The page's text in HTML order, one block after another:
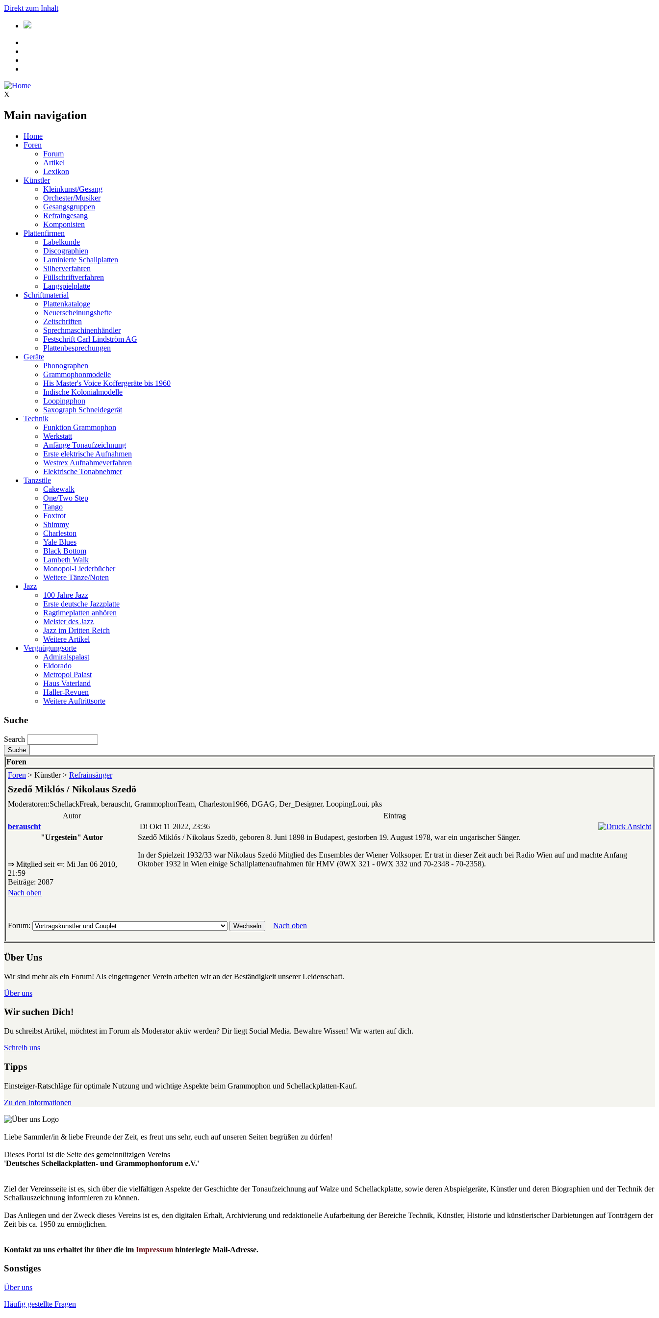
Direkt zum Inhalt
X
Main navigation
Home
Foren
Forum
Artikel
Lexikon
Künstler
Kleinkunst/Gesang
Orchester/Musiker
Gesangsgruppen
Refraingesang
Komponisten
Plattenfirmen
Labelkunde
Discographien
Laminierte Schallplatten
Silberverfahren
Füllschriftverfahren
Langspielplatte
Schriftmaterial
Plattenkataloge
Neuerscheinungshefte
Zeitschriften
Sprechmaschinenhändler
Festschrift Carl Lindström AG
Plattenbesprechungen
Geräte
Phonographen
Grammophonmodelle
His Master's Voice Koffergeräte bis 1960
Indische Kolonialmodelle
Loopingphon
Saxograph Schneidegerät
Technik
Funktion Grammophon
Werkstatt
Anfänge Tonaufzeichnung
Erste elektrische Aufnahmen
Westrex Aufnahmeverfahren
Elektrische Tonabnehmer
Tanzstile
Cakewalk
One/Two Step
Tango
Foxtrot
Shimmy
Charleston
Yale Blues
Black Bottom
Lambeth Walk
Monopol-Liederbücher
Weitere Tänze/Noten
Jazz
100 Jahre Jazz
Erste deutsche Jazzplatte
Ragtimeplatten anhören
Meister des Jazz
Jazz im Dritten Reich
Weitere Artikel
Vergnügungsorte
Admiralspalast
Eldorado
Metropol Palast
Haus Vaterland
Haller-Revuen
Weitere Auftrittsorte
Suche
Search
Foren
Foren > Künstler > Refrainsänger
Szedő Miklós / Nikolaus Szedö
Moderatoren:SchellackFreak, berauscht, GrammophonTeam, Charleston1966, DGAG, Der_Designer, LoopingLoui, pks
Autor
Eintrag
berauscht
Di Okt 11 2022, 23:36
"Urgestein" Autor
⇒ Mitglied seit ⇐: Mi Jan 06 2010,
21:59
Beiträge: 2087
Szedő Miklós / Nikolaus Szedö, geboren 8. Juni 1898 in Budapest, gestorben 19. August 1978, war ein ungarischer Sänger.
In der Spielzeit 1932/33 war Nikolaus Szedö Mitglied des Ensembles der Wiener Volksoper. Er trat in dieser Zeit auch bei Radio Wien auf und machte Anfang
Oktober 1932 in Wien einige Schallplattenaufnahmen für HMV (0WX 321 - 0WX 332 und 70-2348 - 70-2358).
Nach oben
Forum: Nach oben
Über Uns
Wir sind mehr als ein Forum! Als eingetragener Verein arbeiten wir an der Beständigkeit unserer Leidenschaft.
Über uns
Wir suchen Dich!
Du schreibst Artikel, möchtest im Forum als Moderator aktiv werden? Dir liegt Social Media. Bewahre Wissen! Wir warten auf dich.
Schreib uns
Tipps
Einsteiger-Ratschläge für optimale Nutzung und wichtige Aspekte beim Grammophon und Schellackplatten-Kauf.
Zu den Informationen
Liebe Sammler/in & liebe Freunde der Zeit, es freut uns sehr, euch auf unseren Seiten begrüßen zu dürfen!
Dieses Portal ist die Seite des gemeinnützigen Vereins
'Deutsches Schellackplatten- und Grammophonforum e.V.'
Ziel der Vereinsseite ist es, sich über die vielfältigen Aspekte der Geschichte der Tonaufzeichnung auf Walze und Schellackplatte, sowie deren Abspielgeräte, Künstler und deren Biographien und der Technik der
Schallauszeichnung informieren zu können.
Das Anliegen und der Zweck dieses Vereins ist es, den digitalen Erhalt, Archivierung und redaktionelle Aufarbeitung der Bereiche Technik, Künstler, Historie und künstlerischer Darbietungen auf Tonträgern der
Zeit bis ca. 1950 zu ermöglichen.
Kontakt zu uns erhaltet ihr über die im Impressum hinterlegte Mail-Adresse.
Sonstiges
Über uns
Häufig gestellte Fragen